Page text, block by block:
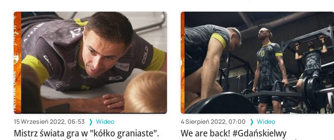
15 Wrzesień 2022, 06:53 Wideo
Mistrz świata gra w "kółko graniaste".
4 Sierpień 2022, 07:00 Wideo
We are back! #Gdańskielwy